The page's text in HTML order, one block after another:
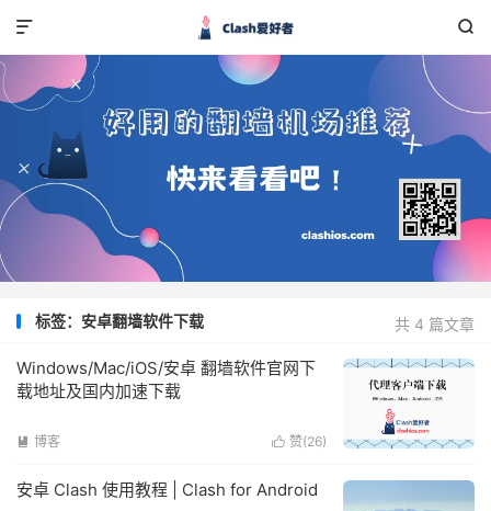


共 4 篇文章
标签：安卓翻墙软件下载
Windows/Mac/iOS/安卓 翻墙软件官网下
载地址及国内加速下载
 赞(26)
 博客
安卓 Clash 使用教程 | Clash for Android